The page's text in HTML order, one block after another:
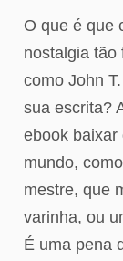
O que é que
nostalgia tão
como John
sua escrita?
ebook baixar
mundo,
mestre, que
varinha, ou
É uma pena